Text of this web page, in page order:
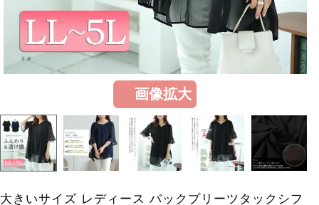
大きいサイズ レディース バックプリーツタックシフ
画像拡大